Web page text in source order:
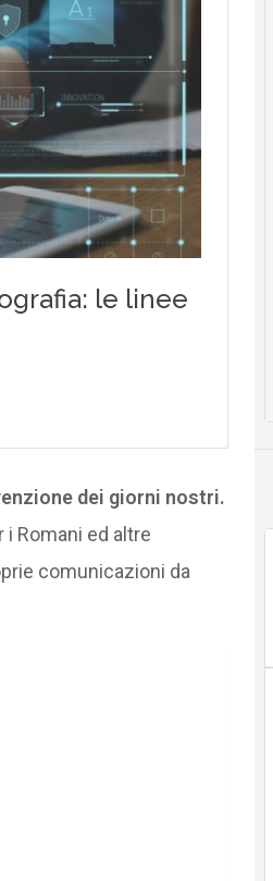
dei giorni nostri.
Romani ed altre
comunicazioni da